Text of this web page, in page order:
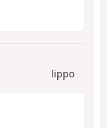
lippo